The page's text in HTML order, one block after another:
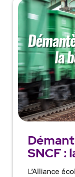
SNCF :
L’Alliance